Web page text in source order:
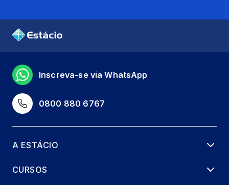
0800 880 6767
Inscreva-se via WhatsApp
A ESTÁCIO
CURSOS